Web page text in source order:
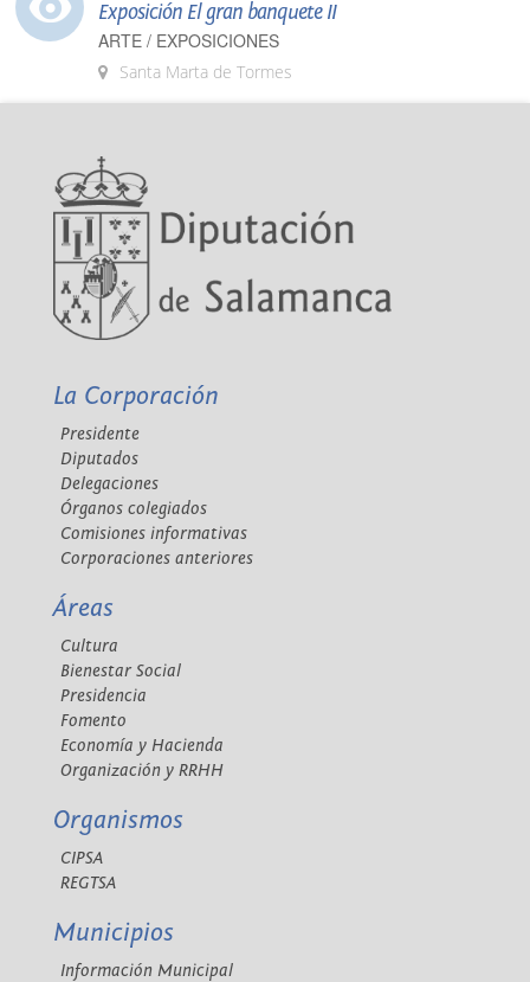
Exposición El gran banquete II
ARTE / EXPOSICIONES
Santa Marta de Tormes
La Corporación
Presidente
Diputados
Delegaciones
Órganos colegiados
Comisiones informativas
Corporaciones anteriores
Áreas
Cultura
Bienestar Social
Presidencia
Fomento
Economía y Hacienda
Organización y RRHH
Organismos
CIPSA
REGTSA
Municipios
Información Municipal